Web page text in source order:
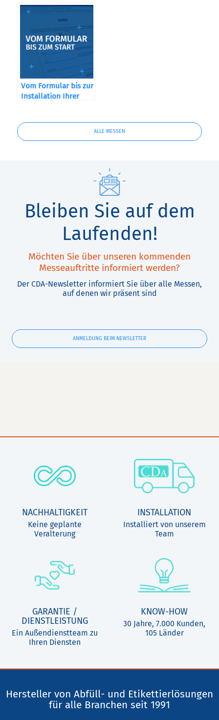
Vom Formular bis zur
Installation Ihrer
ALLE MESSEN
Bleiben Sie auf dem
Laufenden!
Möchten Sie über unseren kommenden
Messeauftritte informiert werden?
Der CDA-Newsletter informiert Sie über alle Messen,
auf denen wir präsent sind
ANMELDUNG BEIM NEWSLETTER
NACHHALTIGKEIT
Keine geplante
Veralterung
INSTALLATION
Installiert von unserem
Team
GARANTIE /
DIENSTLEISTUNG
Ein Außendienstteam zu
Ihren Diensten
KNOW-HOW
30 Jahre, 7.000 Kunden,
105 Länder
Hersteller von Abfüll- und Etikettierlösungen
für alle Branchen seit 1991